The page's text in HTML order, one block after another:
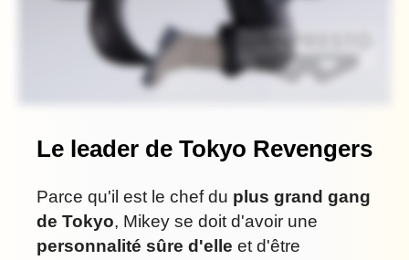
Le leader de Tokyo Revengers
Parce qu'il est le chef du plus grand gang
de Tokyo, Mikey se doit d'avoir une
personnalité sûre d'elle et d'être